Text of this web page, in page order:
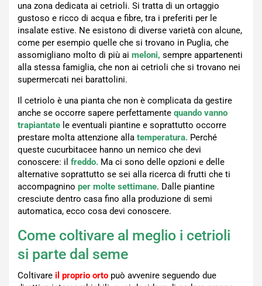
una zona dedicata ai cetrioli. Si tratta di un ortaggio
gustoso e ricco di acqua e fibre, tra i preferiti per le
insalate estive. Ne esistono di diverse varietà con alcune,
come per esempio quelle che si trovano in Puglia, che
assomigliano molto di più ai meloni, sempre appartenenti
alla stessa famiglia, che non ai cetrioli che si trovano nei
supermercati nei barattolini.
Il cetriolo è una pianta che non è complicata da gestire
anche se occorre sapere perfettamente quando vanno
trapiantate le eventuali piantine e soprattutto occorre
prestare molta attenzione alla temperatura. Perché
queste cucurbitacee hanno un nemico che devi
conoscere: il freddo. Ma ci sono delle opzioni e delle
alternative soprattutto se sei alla ricerca di frutti che ti
accompagnino per molte settimane. Dalle piantine
cresciute dentro casa fino alla produzione di semi
automatica, ecco cosa devi conoscere.
Come coltivare al meglio i cetrioli
si parte dal seme
Coltivare il proprio orto può avvenire seguendo due